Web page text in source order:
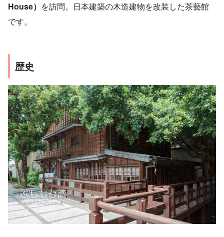
House） を訪問。日本建築の木造建物を改装した茶藝館
です。
歴史